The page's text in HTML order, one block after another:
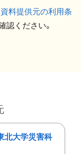
資料提供元の利用条
認ください。
北大学災害科